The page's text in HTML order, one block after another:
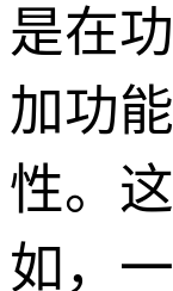
是在
加功
性。
如，